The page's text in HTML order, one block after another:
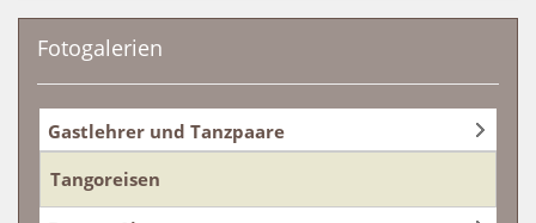
Fotogalerien
Gastlehrer und Tanzpaare
Tangoreisen